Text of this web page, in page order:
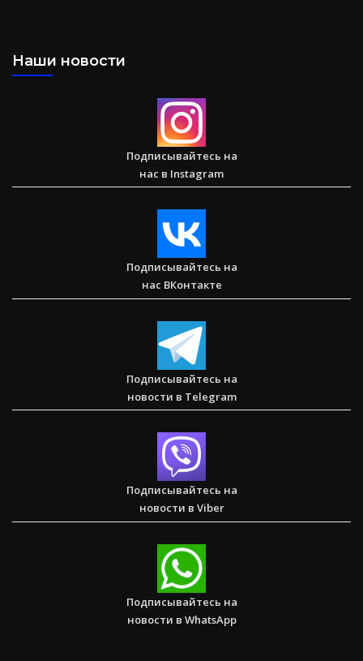
Два часа, которые изменили жизнь буддистского монаха
(Стэн и Лана — Иисус без границ) (BBS05030)
Спасаем. Восстанавливаем. Обучаем. Помогите нам
Любить тех, кого все отвергли — Стэн и Лана — Илья
Друзья Иисуса — Детское служение в Вишакхапатнаме
Наши новости
Подписывайтесь на
нас в Instagram
Подписывайтесь на
нас ВКонтакте
Подписывайтесь на
новости в Telegram
Подписывайтесь на
новости в Viber
Подписывайтесь на
новости в WhatsApp